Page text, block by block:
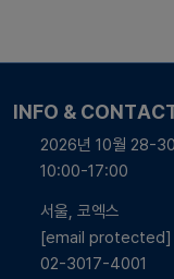
INFO &
2026년 10월 28-
10:00-17:00
서울, 코엑스
[email protected]
02-3017-4001